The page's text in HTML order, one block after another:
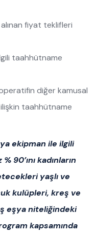
fiyat teklifleri
taahhütname
diğer kamusal
taahhütname
ekipman ile ilgili
90’ını kadınların
yaşlı ve
kulüpleri, kreş ve
eşya niteliğindeki
kapsamında